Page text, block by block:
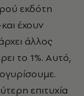
εκδότη
έχουν
άλλος
το 1%. Αυτό,
επιτυχία